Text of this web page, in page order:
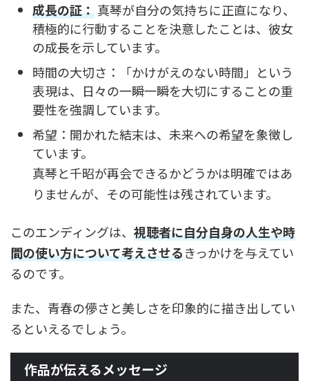
成長の証：真琴が自分の気持ちに正直になり、
積極的に行動することを決意したことは、彼女
の成長を示しています。
時間の大切さ：「かけがえのない時間」という
表現は、日々の一瞬一瞬を大切にすることの重
要性を強調しています。
希望：開かれた結末は、未来への希望を象徴し
ています。
真琴と千昭が再会できるかどうかは明確ではあ
りませんが、その可能性は残されています。
このエンディングは、 視聴者に自分自身の人生や時
間の使い方について考えさせるきっかけを与えてい
るのです。
また、青春の儚さと美しさを印象的に描き出してい
るといえるでしょう。
作品が伝えるメッセージ